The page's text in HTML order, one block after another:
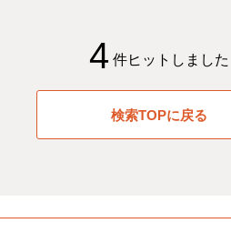
4 件ヒットしました
検索TOPに戻る